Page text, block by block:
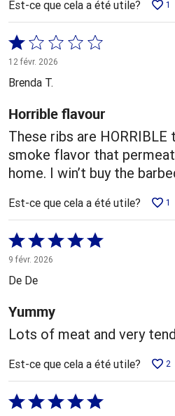
Est-ce que cela a été utile? 1
Coté
1 sur
5
12 févr. 2026
Brenda T.
Horrible flavour
These ribs are
smoke flavor that
home. I win’t buy the
Est-ce que cela a été utile? 1
Coté
5 sur
5
9 févr. 2026
De De
Yummy
Lots of meat and very
Est-ce que cela a été utile? 2
Coté